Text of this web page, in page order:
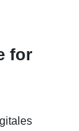
for